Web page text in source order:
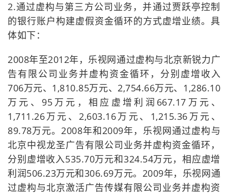
2.通过虚构与第三方公司业务，并通过贾跃亭控制
的银行账户构建虚假资金循环的方式虚增业绩。具
体如下：
2008年至2012年，乐视网通过虚构与北京新锐力广
告有限公司业务并虚构资金循环，分别虚增收入
706万元、1,810.85万元、2,754.66万元、1,286.10
万元、95万元，相应虚增利润667.17万元、
1,711.26万元、2,603.16万元、1,215.36万元、
89.78万元。2008年和2009年，乐视网通过虚构与
北京中视龙圣广告有限公司业务并虚构资金循环，
分别虚增收入535.70万元和324.54万元，相应虚增
利润506.23万元和306.69万元。2009年，乐视网通
过虚构与北京激活广告传媒有限公司业务并虚构资